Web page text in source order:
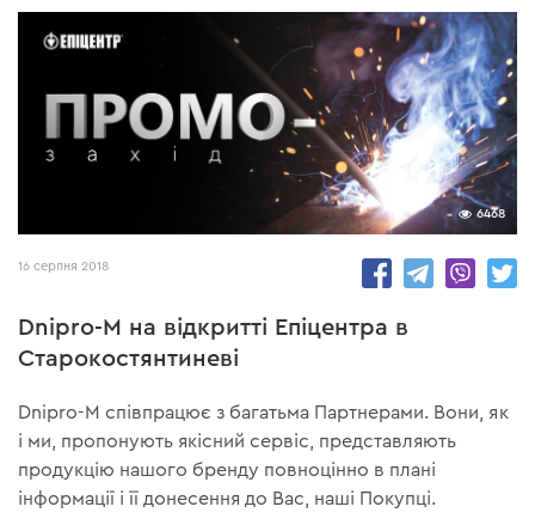
6468
16 серпня 2018
Dnipro-M на відкритті Епіцентра в
Старокостянтиневі
Dnipro-M співпрацює з багатьма Партнерами. Вони, як
і ми, пропонують якісний сервіс, представляють
продукцію нашого бренду повноцінно в плані
інформації і її донесення до Вас, наші Покупці.